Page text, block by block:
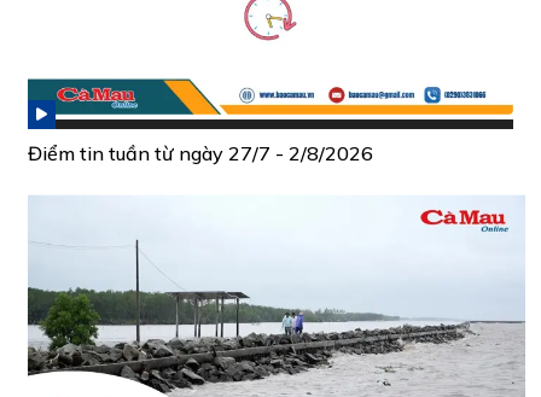
Điểm tin tuần từ ngày 27/7 - 2/8/2026